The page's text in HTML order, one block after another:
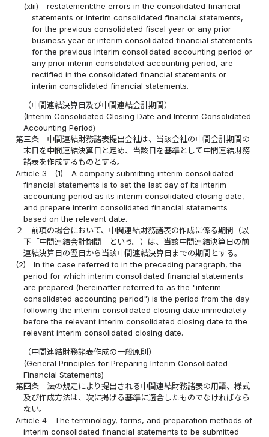
(xlii)
restatement:the errors in the consolidated financial
statements or interim consolidated financial statements,
for the previous consolidated fiscal year or any prior
business year or interim consolidated financial statements
for the previous interim consolidated accounting period or
any prior interim consolidated accounting period, are
rectified in the consolidated financial statements or
interim consolidated financial statements.
（中間連結決算日及び中間連結会計期間）
(Interim Consolidated Closing Date and Interim Consolidated
Accounting Period)
第三条
中間連結財務諸表提出会社は、当該会社の中間会計期間の
末日を中間連結決算日と定め、当該日を基準として中間連結財務
諸表を作成するものとする。
Article 3
(1)
A company submitting interim consolidated
financial statements is to set the last day of its interim
accounting period as its interim consolidated closing date,
and prepare interim consolidated financial statements
based on the relevant date.
２
前項の場合において、中間連結財務諸表の作成に係る期間（以
下「中間連結会計期間」という。）は、当該中間連結決算日の前
連結決算日の翌日から当該中間連結決算日までの期間とする。
(2)
In the case referred to in the preceding paragraph, the
period for which interim consolidated financial statements
are prepared (hereinafter referred to as the "interim
consolidated accounting period") is the period from the day
following the interim consolidated closing date immediately
before the relevant interim consolidated closing date to the
relevant interim consolidated closing date.
（中間連結財務諸表作成の一般原則）
(General Principles for Preparing Interim Consolidated
Financial Statements)
第四条
法の規定により提出される中間連結財務諸表の用語、様式
及び作成方法は、次に掲げる基準に適合したものでなければなら
ない。
Article 4
The terminology, forms, and preparation methods of
interim consolidated financial statements to be submitted